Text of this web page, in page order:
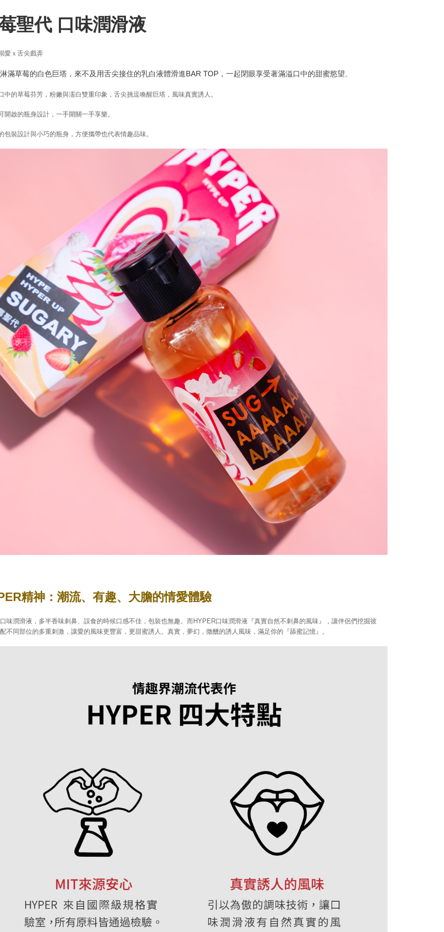
聖代口味潤滑液
愛ｘ舌尖戲弄
滿草莓的白色巨塔，來不及用舌尖接住的乳白液體滑進BAR TOP ，一起閉眼享受著滿溢口中的甜蜜慾望 。
中的草莓芬芳，粉嫩與濡白雙重印象，舌尖挑逗喚醒巨塔，風味真實誘人。
開啟的瓶身設計，一手開關一手享樂。
包裝設計與小巧的瓶身，方便攜帶也代表情趣品味。
精神：潮流、有趣、大膽的情愛體驗
味潤滑液，多半香味刺鼻、誤食的時候口感不佳，包裝也無趣。而HYPER口味潤滑液『真實自然不刺鼻的風味』，讓伴侶們挖掘彼
不同部位的多重刺激，讓愛的風味更豐富，更甜蜜誘人。真實，夢幻，微醺的誘人風味，滿足你的『舔蜜記憶』。